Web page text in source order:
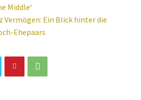
Middle‘
Vermögen: Ein Blick hinter die
Ehepaars